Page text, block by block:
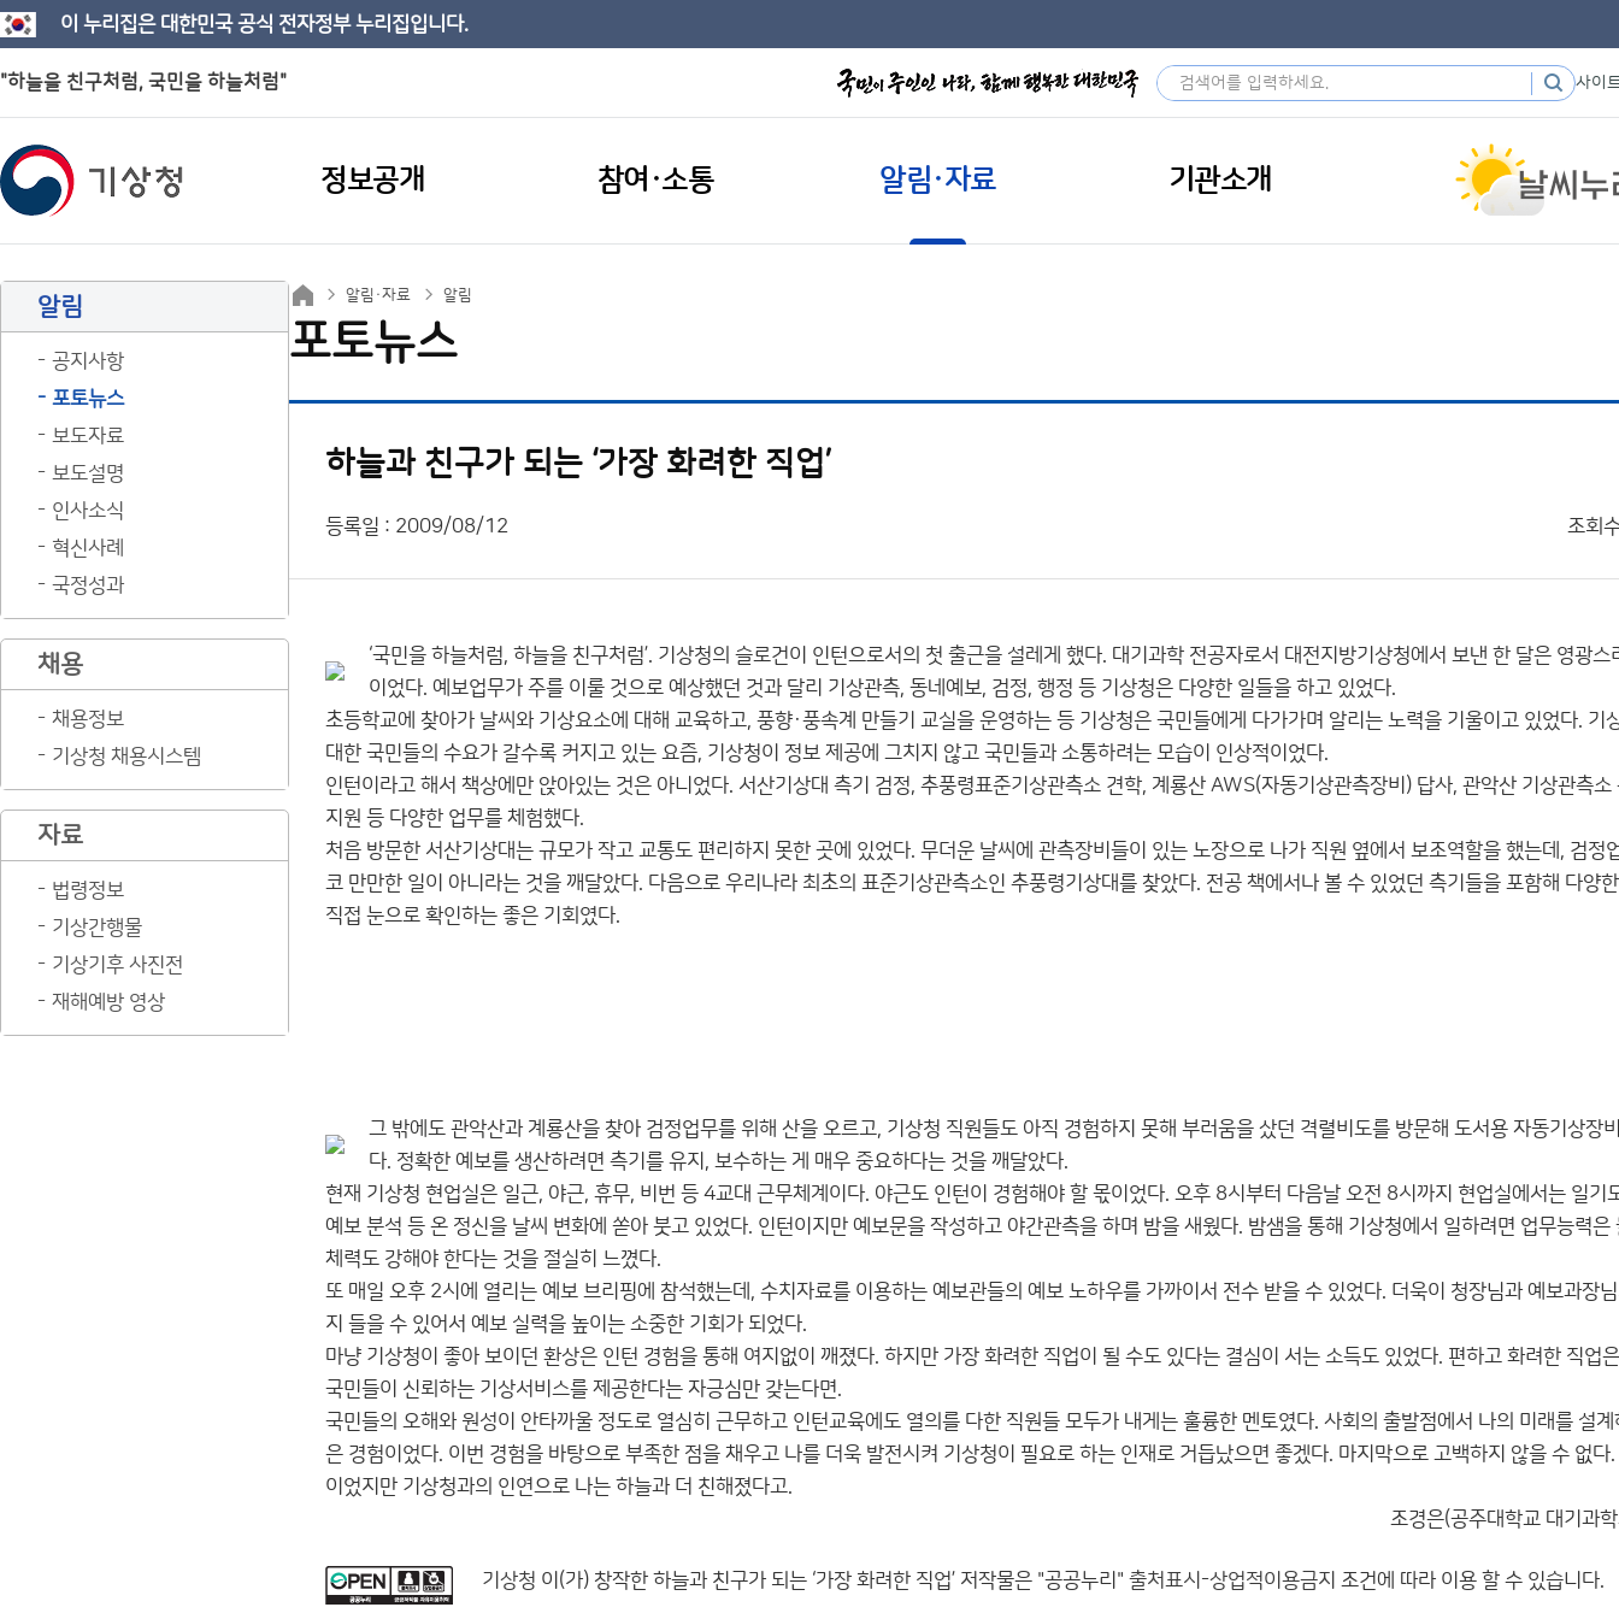
이 누리집은 대한민국 공식 전자정부 누리집입니다.
"하늘을 친구처럼, 국민을 하늘처럼" 사이
정보공개 참여·소통 알림·자료 기관소개
알림
공지사항
포토뉴스
보도자료
보도설명
인사소식
혁신사례
국정성과
채용
채용정보
기상청 채용시스템
자료
법령정보
기상간행물
기상기후 사진전
재해예방 영상
알림·자료 알림
포토뉴스
하늘과 친구가 되는 ‘가장 화려한 직업’
등록일 : 2009/08/12 조회
‘국민을 하늘처럼, 하늘을 친구처럼’. 기상청의 슬로건이 인턴으로서의 첫 출근을 설레게 했다. 대기과학 전공자로서 대전지방기상청에서 보낸 한 달은 영광스
이었다. 예보업무가 주를 이룰 것으로 예상했던 것과 달리 기상관측, 동네예보, 검정, 행정 등 기상청은 다양한 일들을 하고 있었다.
초등학교에 찾아가 날씨와 기상요소에 대해 교육하고, 풍향·풍속계 만들기 교실을 운영하는 등 기상청은 국민들에게 다가가며 알리는 노력을 기울이고 있었다. 기
대한 국민들의 수요가 갈수록 커지고 있는 요즘, 기상청이 정보 제공에 그치지 않고 국민들과 소통하려는 모습이 인상적이었다.
인턴이라고 해서 책상에만 앉아있는 것은 아니었다. 서산기상대 측기 검정, 추풍령표준기상관측소 견학, 계룡산 AWS(자동기상관측장비) 답사, 관악산 기상관측소
지원 등 다양한 업무를 체험했다.
처음 방문한 서산기상대는 규모가 작고 교통도 편리하지 못한 곳에 있었다. 무더운 날씨에 관측장비들이 있는 노장으로 나가 직원 옆에서 보조역할을 했는데, 검정
코 만만한 일이 아니라는 것을 깨달았다. 다음으로 우리나라 최초의 표준기상관측소인 추풍령기상대를 찾았다. 전공 책에서나 볼 수 있었던 측기들을 포함해 다양
직접 눈으로 확인하는 좋은 기회였다.
그 밖에도 관악산과 계룡산을 찾아 검정업무를 위해 산을 오르고, 기상청 직원들도 아직 경험하지 못해 부러움을 샀던 격렬비도를 방문해 도서용 자동기상장
다. 정확한 예보를 생산하려면 측기를 유지, 보수하는 게 매우 중요하다는 것을 깨달았다.
현재 기상청 현업실은 일근, 야근, 휴무, 비번 등 4교대 근무체계이다. 야근도 인턴이 경험해야 할 몫이었다. 오후 8시부터 다음날 오전 8시까지 현업실에서는 일기
예보 분석 등 온 정신을 날씨 변화에 쏟아 붓고 있었다. 인턴이지만 예보문을 작성하고 야간관측을 하며 밤을 새웠다. 밤샘을 통해 기상청에서 일하려면 업무능력은
체력도 강해야 한다는 것을 절실히 느꼈다.
또 매일 오후 2시에 열리는 예보 브리핑에 참석했는데, 수치자료를 이용하는 예보관들의 예보 노하우를 가까이서 전수 받을 수 있었다. 더욱이 청장님과 예보과장
지 들을 수 있어서 예보 실력을 높이는 소중한 기회가 되었다.
마냥 기상청이 좋아 보이던 환상은 인턴 경험을 통해 여지없이 깨졌다. 하지만 가장 화려한 직업이 될 수도 있다는 결심이 서는 소득도 있었다. 편하고 화려한 직업
국민들이 신뢰하는 기상서비스를 제공한다는 자긍심만 갖는다면.
국민들의 오해와 원성이 안타까울 정도로 열심히 근무하고 인턴교육에도 열의를 다한 직원들 모두가 내게는 훌륭한 멘토였다. 사회의 출발점에서 나의 미래를 설
은 경험이었다. 이번 경험을 바탕으로 부족한 점을 채우고 나를 더욱 발전시켜 기상청이 필요로 하는 인재로 거듭났으면 좋겠다. 마지막으로 고백하지 않을 수 없다
이었지만 기상청과의 인연으로 나는 하늘과 더 친해졌다고.
조경은(공주대학교 대기과
기상청 이(가) 창작한 하늘과 친구가 되는 ‘가장 화려한 직업’ 저작물은 "공공누리" 출처표시-상업적이용금지 조건에 따라 이용 할 수 있습니다.